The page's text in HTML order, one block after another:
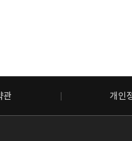
관 개인